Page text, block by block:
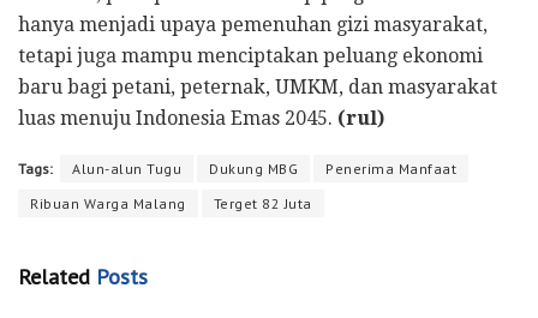
hanya menjadi upaya pemenuhan gizi masyarakat,
tetapi juga mampu menciptakan peluang ekonomi
baru bagi petani, peternak, UMKM, dan masyarakat
luas menuju Indonesia Emas 2045. (rul)
Tags: Alun-alun Tugu Dukung MBG
Penerima Manfaat
Ribuan Warga Malang
Terget 82 Juta
Related Posts